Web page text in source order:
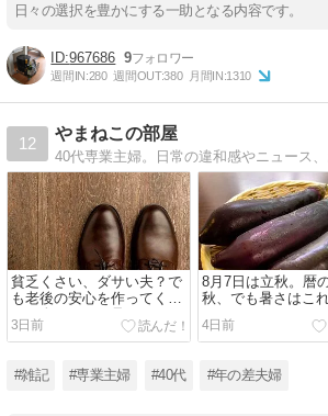
日々の選択を豊かにする一助となる内容です。
967686 9
週間IN:280 週間OUT:380 月間IN:1310
12
やまねこの部屋
貧乏くさい、ダサい夫？で
も老後の安心を作ってくれ
た、人からどう見られるか
より、暮らしを守ること
3日前
8月7日は立秋。暦
秋、でも暑さはこ
4日前
#雑記 #専業主婦 #40代 #年の差夫婦